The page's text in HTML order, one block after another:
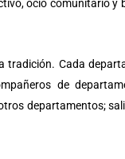
ocio comunitario
tradición. Cada
de
departamentos;